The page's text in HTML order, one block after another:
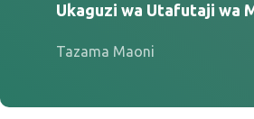
Ukaguzi wa Utafutaji wa
Tazama Maoni